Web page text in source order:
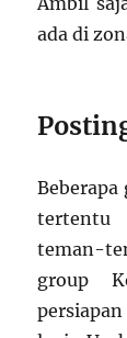
ada di
tertentu
teman-
group